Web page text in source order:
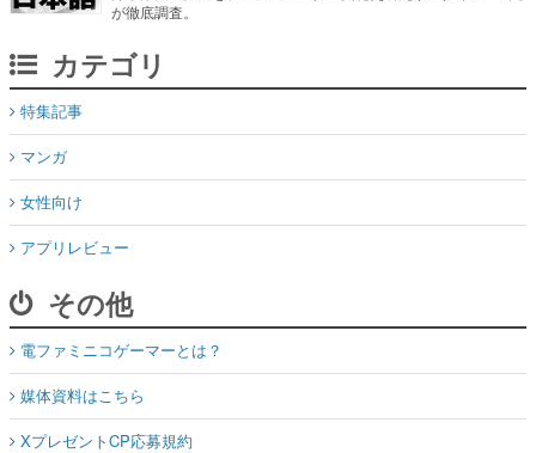
が徹底調査。
カテゴリ
特集記事
マンガ
女性向け
アプリレビュー
その他
電ファミニコゲーマーとは？
媒体資料はこちら
XプレゼントCP応募規約